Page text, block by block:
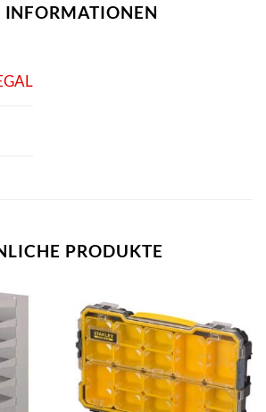
INFORMATIONEN
PRODUKTE